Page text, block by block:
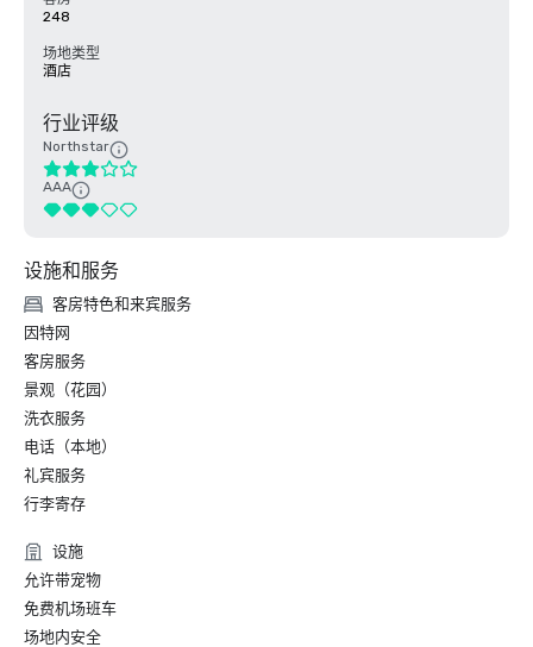
248
场地类型
酒店
行业评级
Northstar
AAA
设施和服务
客房特色和来宾服务
因特网
客房服务
景观（花园）
洗衣服务
电话（本地）
礼宾服务
行李寄存
设施
允许带宠物
免费机场班车
场地内安全